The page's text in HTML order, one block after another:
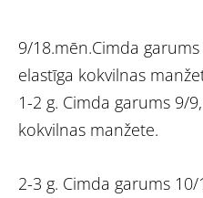
9/18.mēn.Cimda
elastīga kokvilnas
1-2 g. Cimda garums 9/
kokvilnas manžete.
2-3 g. Cimda garums